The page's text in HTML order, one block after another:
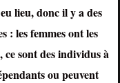
lieu, donc il y a des
: les femmes ont les
ce sont des individus à
ou peuvent